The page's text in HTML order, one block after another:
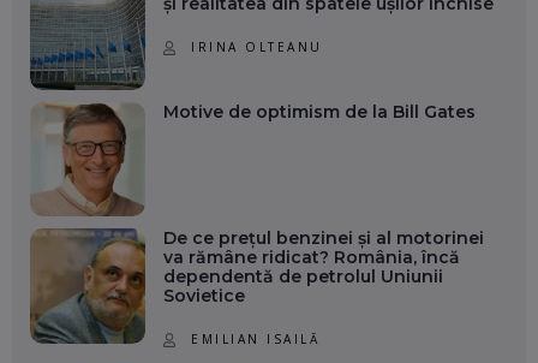
IRINA OLTEANU
Motive de optimism de la Bill Gates
De ce prețul benzinei și al motorinei
va rămâne ridicat? România, încă
dependentă de petrolul Uniunii
Sovietice
EMILIAN ISAILĂ